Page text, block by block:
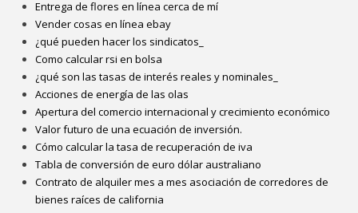
Entrega de flores en línea cerca de mí
Vender cosas en línea ebay
¿qué pueden hacer los sindicatos_
Como calcular rsi en bolsa
¿qué son las tasas de interés reales y nominales_
Acciones de energía de las olas
Apertura del comercio internacional y crecimiento económico
Valor futuro de una ecuación de inversión.
Cómo calcular la tasa de recuperación de iva
Tabla de conversión de euro dólar australiano
Contrato de alquiler mes a mes asociación de corredores de
bienes raíces de california